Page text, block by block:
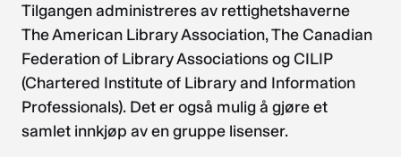
Tilgangen administreres av rettighetshaverne
The American Library Association, The Canadian
Federation of Library Associations og CILIP
(Chartered Institute of Library and Information
Professionals). Det er også mulig å gjøre et
samlet innkjøp av en gruppe lisenser.